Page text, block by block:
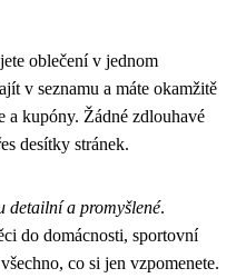
oblečení v jednom
v seznamu a máte okamžitě
a kupóny. Žádné zdlouhavé
desítky stránek.
detailní a promyšlené.
do domácnosti, sportovní
co si jen vzpomenete.